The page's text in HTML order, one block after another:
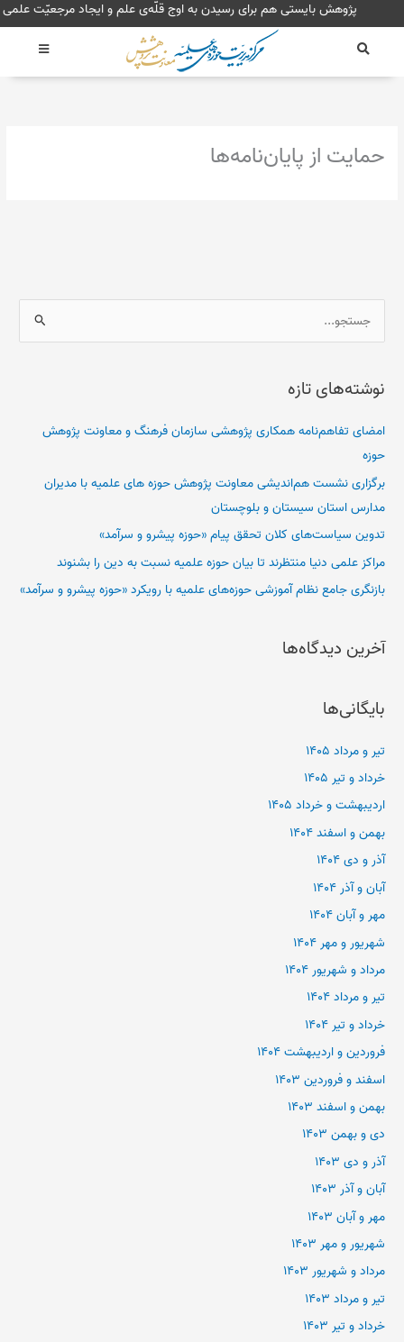
به
پژوهش بایستی هم برای رسیدن به اوج قلّه‌ی علم و ایجاد
حمایت از پایان‌نامه‌ها
س
ج
ا
ی
:
نوشته‌های تازه
امضای تفاهم‌نامه همکاری پژوهشی سازمان فرهنگ و معاونت پژوهش
حوزه
برگزاری نشست هم‌اندیشی معاونت پژوهش حوزه های علمیه با مدیران
مدارس استان سیستان و بلوچستان
تدوین سیاست‌های کلان تحقق پیام «حوزه پیشرو و سرآمد»
مراکز علمی دنیا منتظرند تا بیان حوزه علمیه نسبت به دین را بشنوند
بازنگری جامع نظام آموزشی حوزه‌های علمیه با رویکرد «حوزه پیشرو و سرآمد»
آخرین دیدگاه‌ها
بایگانی‌ها
تیر و مرداد ۱۴۰۵
خرداد و تیر ۱۴۰۵
اردیبهشت و خرداد ۱۴۰۵
بهمن و اسفند ۱۴۰۴
آذر و دی ۱۴۰۴
آبان و آذر ۱۴۰۴
مهر و آبان ۱۴۰۴
شهریور و مهر ۱۴۰۴
مرداد و شهریور ۱۴۰۴
تیر و مرداد ۱۴۰۴
خرداد و تیر ۱۴۰۴
فروردین و اردیبهشت ۱۴۰۴
اسفند و فروردین ۱۴۰۳
بهمن و اسفند ۱۴۰۳
دی و بهمن ۱۴۰۳
آذر و دی ۱۴۰۳
آبان و آذر ۱۴۰۳
مهر و آبان ۱۴۰۳
شهریور و مهر ۱۴۰۳
مرداد و شهریور ۱۴۰۳
تیر و مرداد ۱۴۰۳
خرداد و تیر ۱۴۰۳